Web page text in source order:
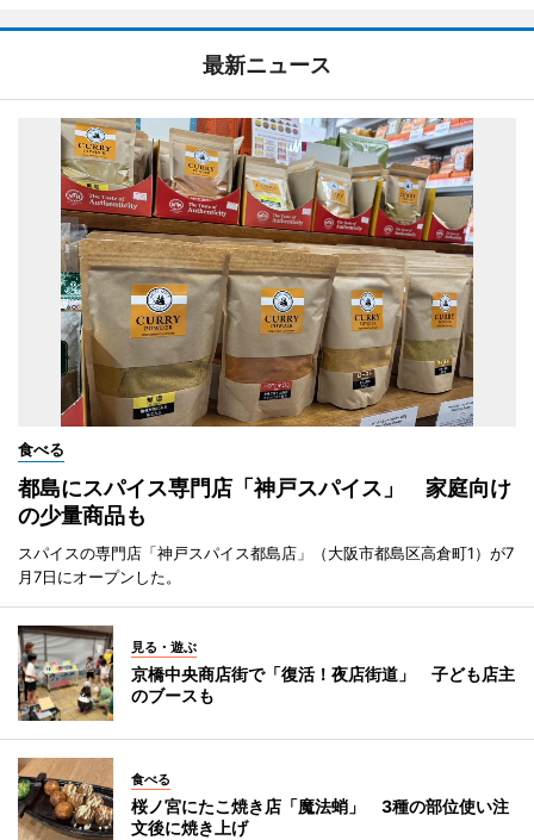
最新ニュース
食べる
都島にスパイス専門店「神戸スパイス」 家庭向け
の少量商品も
スパイスの専門店「神戸スパイス都島店」（大阪市都島区高倉町1）が7
月7日にオープンした。
見る・遊ぶ
京橋中央商店街で「復活！夜店街道」 子ども店主
のブースも
食べる
桜ノ宮にたこ焼き店「魔法蛸」 3種の部位使い注
文後に焼き上げ